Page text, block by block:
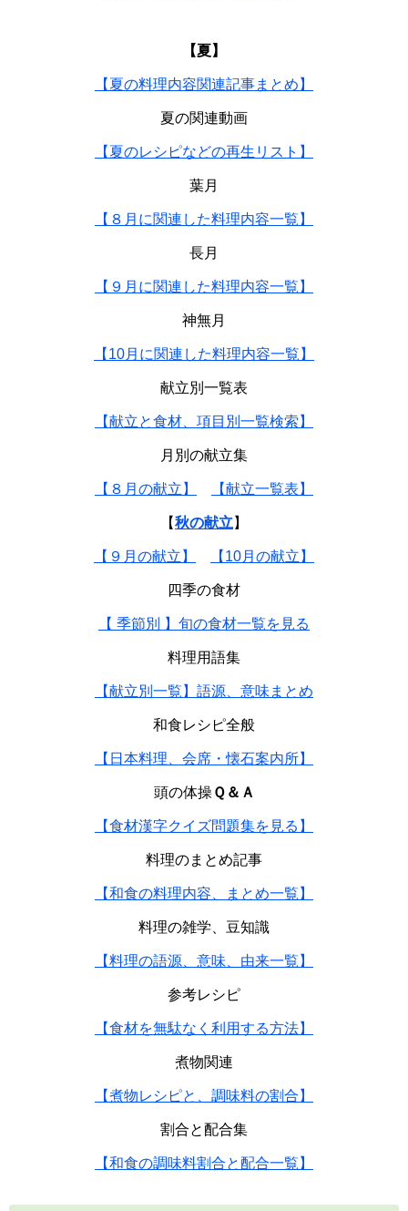
【夏】
【夏の料理内容関連記事まとめ】
夏の関連動画
【夏のレシピなどの再生リスト】
葉月
【８月に関連した料理内容一覧】
長月
【９月に関連した料理内容一覧】
神無月
【10月に関連した料理内容一覧】
献立別一覧表
【献立と食材、項目別一覧検索】
月別の献立集
【８月の献立】 【献立一覧表】
【秋の献立 】
【９月の献立】 【10月の献立】
四季の食材
【 季節別 】旬の食材一覧を見る
料理用語集
【献立別一覧】語源、意味まとめ
和食レシピ全般
【日本料理、会席・懐石案内所】
頭の体操Ｑ＆Ａ
【食材漢字クイズ問題集を見る】
料理のまとめ記事
【和食の料理内容、まとめ一覧】
料理の雑学、豆知識
【料理の語源、意味、由来一覧】
参考レシピ
【食材を無駄なく利用する方法】
煮物関連
【煮物レシピと、調味料の割合】
割合と配合集
【和食の調味料割合と配合一覧】